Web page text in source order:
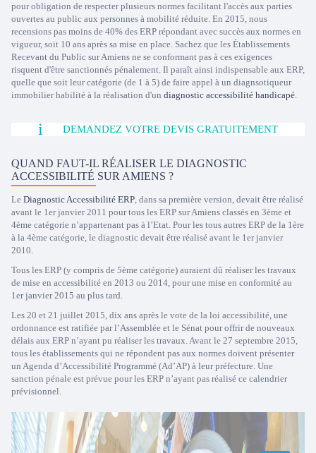
pour obligation de respecter plusieurs normes facilitant l'accès aux parties
ouvertes au public aux personnes à mobilité réduite. En 2015, nous
recensions pas moins de 40% des ERP répondant avec succès aux normes en
vigueur, soit 10 ans après sa mise en place. Sachez que les Établissements
Recevant du Public sur Amiens ne se conformant pas à ces exigences
risquent d'être sanctionnés pénalement. Il paraît ainsi indispensable aux ERP,
quelle que soit leur catégorie (de 1 à 5) de faire appel à un diagnsotiqueur
immobilier habilité à la réalisation d'un diagnostic accessibilité handicapé.
DEMANDEZ VOTRE DEVIS GRATUITEMENT
QUAND FAUT-IL RÉALISER LE DIAGNOSTIC
ACCESSIBILITÉ SUR AMIENS ?
Le Diagnostic Accessibilité ERP, dans sa première version, devait être réalisé
avant le 1er janvier 2011 pour tous les ERP sur Amiens classés en 3ème et
4ème catégorie n’appartenant pas à l’Etat. Pour les tous autres ERP de la 1ère
à la 4ème catégorie, le diagnostic devait être réalisé avant le 1er janvier
2010.
Tous les ERP (y compris de 5ème catégorie) auraient dû réaliser les travaux
de mise en accessibilité en 2013 ou 2014, pour une mise en conformité au
1er janvier 2015 au plus tard.
Les 20 et 21 juillet 2015, dix ans après le vote de la loi accessibilité, une
ordonnance est ratifiée par l’Assemblée et le Sénat pour offrir de nouveaux
délais aux ERP n’ayant pu réaliser les travaux. Avant le 27 septembre 2015,
tous les établissements qui ne répondent pas aux normes doivent présenter
un Agenda d’Accessibilité Programmé (Ad’AP) à leur préfecture. Une
sanction pénale est prévue pour les ERP n’ayant pas réalisé ce calendrier
prévisionnel.